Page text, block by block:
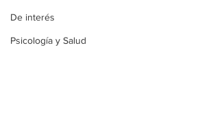
De interés
Psicología y Salud